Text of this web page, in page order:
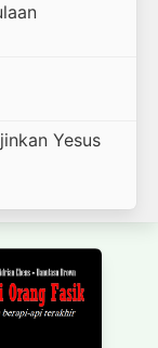
Yesus